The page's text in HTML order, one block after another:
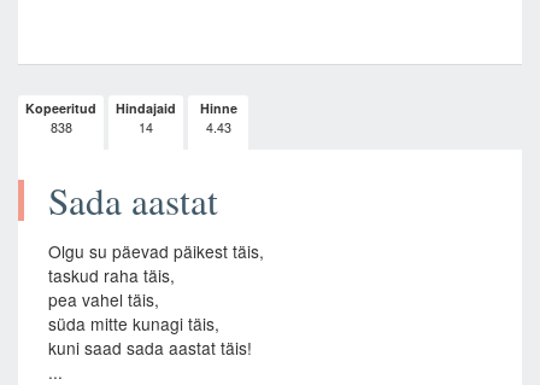
Kopeeritud
838
Hindajaid
14
Hinne
4.43
Sada aastat
Olgu su päevad päikest täis,
taskud raha täis,
pea vahel täis,
süda mitte kunagi täis,
kuni saad sada aastat täis!
...